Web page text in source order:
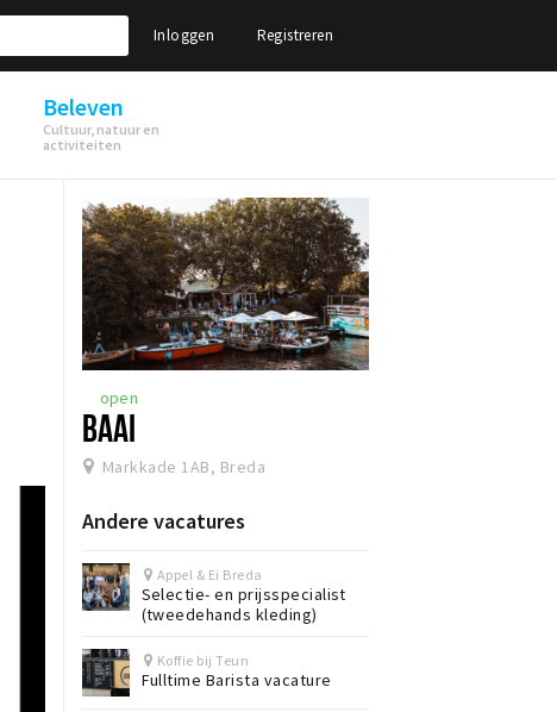
Inloggen Registreren
Beleven
Cultuur, natuur en
activiteiten
open
BAAI
Markkade 1AB, Breda
Andere vacatures
Appel & Ei Breda
Selectie- en prijsspecialist
(tweedehands kleding)
Koffie bij Teun
Fulltime Barista vacature